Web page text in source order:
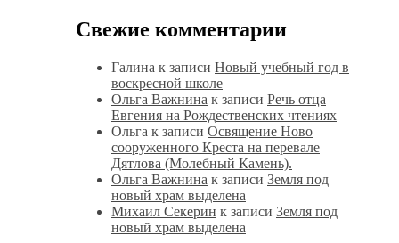
Свежие комментарии
Галина к записи Новый учебный год в
воскресной школе
Ольга Важнина к записи Речь отца
Евгения на Рождественских чтениях
Ольга к записи Освящение Ново
сооруженного Креста на перевале
Дятлова (Молебный Камень).
Ольга Важнина к записи Земля под
новый храм выделена
Михаил Секерин к записи Земля под
новый храм выделена